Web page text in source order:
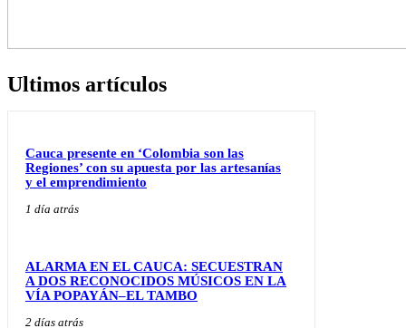
Ultimos artículos
Cauca presente en ‘Colombia son las
Regiones’ con su apuesta por las artesanías
y el emprendimiento
1 día atrás
ALARMA EN EL CAUCA: SECUESTRAN
A DOS RECONOCIDOS MÚSICOS EN LA
VÍA POPAYÁN–EL TAMBO
2 días atrás